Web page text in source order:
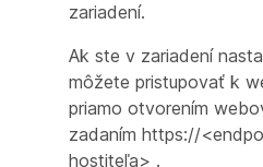
zariadení.
Ak ste v zariadení
môžete pristupovať k
priamo otvorením
zadaním https://
hostiteľa> .